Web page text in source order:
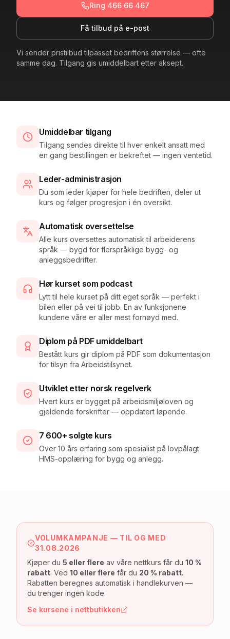
Ring 466 66 467
Få tilbud på e-post
Vi sender pristilbud tilpasset bedriftens størrelse — ofte
samme dag. Tilgang gis umiddelbart etter aksept.
Umiddelbar tilgang
Tilgang sendes direkte til hver enkelt ansatt med
en gang bestillingen er bekreftet — ingen ventetid.
Leder-administrasjon
Du som leder kjøper for hele bedriften, deler ut
kurs og følger progresjon i én oversikt.
Automatisk oversettelse
Alle kurs oversettes automatisk til arbeiderens
språk — bygd for flerspråklige bygg- og
anleggsbedrifter.
Hør kurset som podcast
Lytt til hele kurset på ditt eget språk — perfekt i
bilen eller på vei til jobb. En av funksjonene
kundene våre er aller mest fornøyd med.
Diplom på PDF umiddelbart
Bestått kurs gir diplom på PDF som dokumentasjon
for tilsyn fra Arbeidstilsynet.
Utviklet etter norsk regelverk
Hvert kurs er bygget på arbeidsmiljøloven og
gjeldende forskrifter — oppdatert løpende.
7 600+ solgte kurs
Over 10 års erfaring som spesialist på lovpålagt
HMS-opplæring for bygg og anlegg.
VOLUMKAMPANJE — TIL OG MED
31.08.2026
Kjøper du 5 eller flere av våre nettkurs får du 10 %
rabatt. Ved 10 eller flere får du 20 % rabatt.
Rabatten beregnes automatisk i handlekurven —
du trenger ingen kode.
Se kursene i nettbutikken